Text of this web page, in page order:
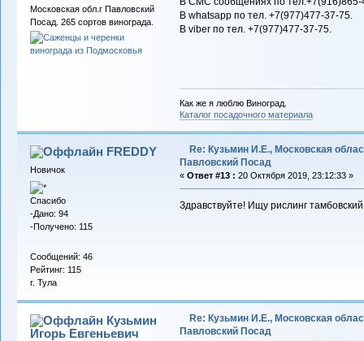
Московская обл.г Павловский
Посад. 265 сортов винограда.
В whatsapp по тел. +7(977)477-37-75.
В viber по тел. +7(977)477-37-75.
Как же я люблю Виноград.
Каталог посадочного материала
FREDDY
Новичок
Спасибо
-Дано: 94
-Получено: 115
Сообщений: 46
Рейтинг: 115
г. Тула
Re: Кузьмин И.Е., Московская
Павловский Посад
« Ответ #13 : 20 Октября 2019, 23:12:33 »
Здравствуйте! Ищу рислинг
Кузьмин
Игорь Евгеньевич
Re: Кузьмин И.Е., Московская
Павловский Посад